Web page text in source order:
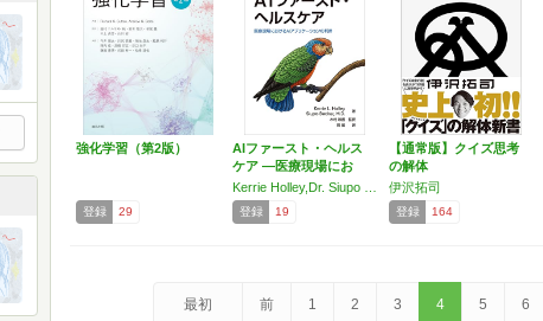
強化学習（第2版）
登録 29
AIファースト・ヘルス
ケア ―医療現場にお
け…
登録 19
【通常版】クイズ思考
の解体
伊沢拓司
登録 164
最初 前 1 2 3 4 5 6